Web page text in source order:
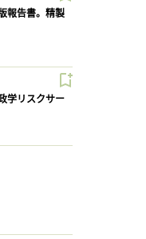
報告書。精製
学リスクサー